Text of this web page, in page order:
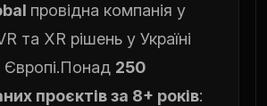
провідна компанія у
та XR рішень у Україні
Європі.Понад 250
проєктів за 8+ років: